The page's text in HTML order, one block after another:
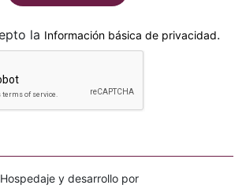
He leido y acepto la Información básica de privacidad.
Hospedaje y desarrollo por